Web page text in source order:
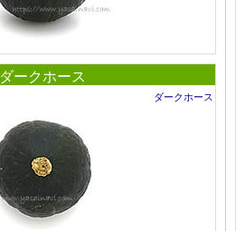
ダークホース
ダークホース